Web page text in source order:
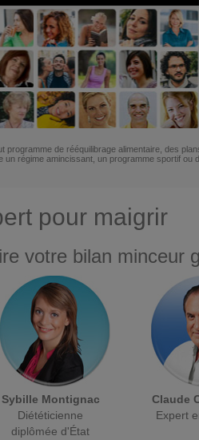
de rééquilibrage alimentaire, des
régime amincissant, un programme sportif ou
pour maigrir
votre bilan minceur
Sybille Montignac
Diététicienne
diplômée d'État
Claude
Expert